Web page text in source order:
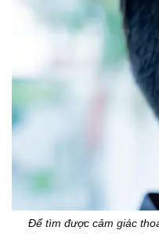
Để tìm được cảm giác